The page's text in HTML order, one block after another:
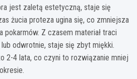
jest zaletą estetyczną, staje się
żucia proteza ugina się, co zmniejsza
pokarmów. Z czasem materiał traci
odwrotnie, staje się zbyt miękki.
2-4 lata, co czyni to rozwiązanie mniej